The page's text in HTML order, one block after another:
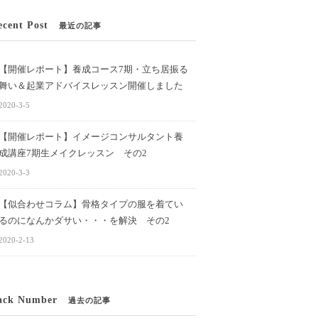
Post 最近の記事
開催レポート】養成コース7期・立ち居振る
い＆起業アドバイスレッスン開催しました
3-5
開催レポート】イメージコンサルタント養
講座7期生メイクレッスン その2
3-3
似合わせコラム】骨格タイプの服を着てい
のになんかダサい・・・を解決 その2
2-13
Number 過去の記事